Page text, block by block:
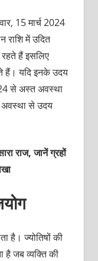
15 मार्च 2024
राशि में उदित
हैं इसलिए
हैं। यदि इनके उदय
से अस्त अवस्था
से उदय
राज, जानें ग्रहों
है। ज्योतिषों की
है जब व्यक्ति की